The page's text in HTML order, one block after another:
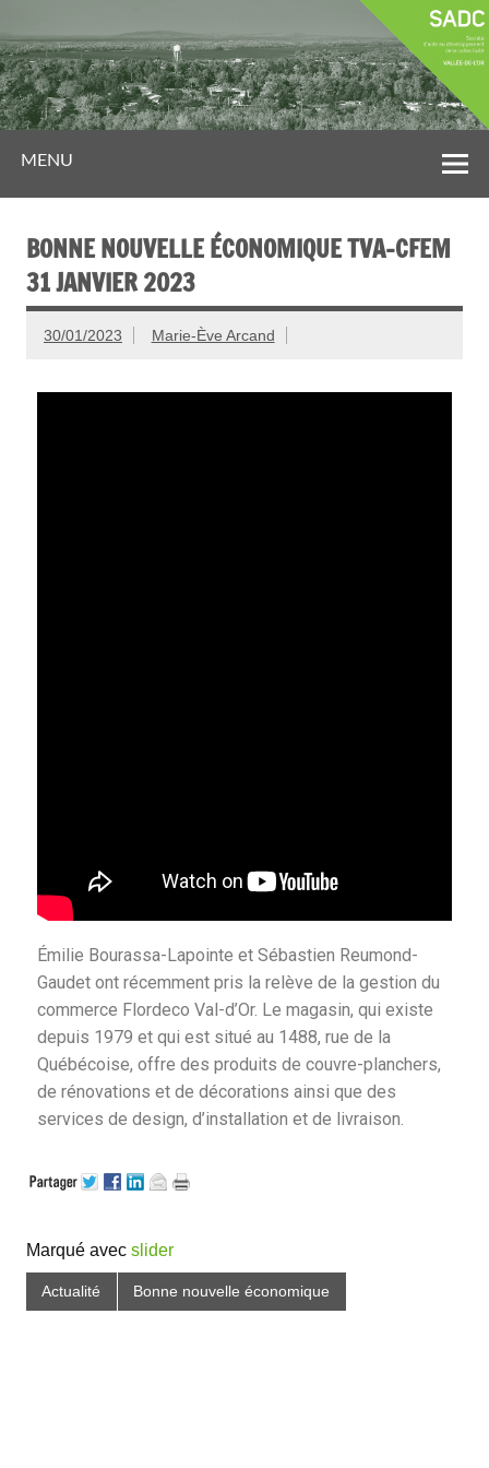
MENU
BONNE NOUVELLE ÉCONOMIQUE TVA-CFEM
31 JANVIER 2023
30/01/2023 Marie-Ève Arcand
Émilie Bourassa-Lapointe et Sébastien Reumond-
Gaudet ont récemment pris la relève de la gestion du
commerce Flordeco Val-d’Or. Le magasin, qui existe
depuis 1979 et qui est situé au 1488, rue de la
Québécoise, offre des produits de couvre-planchers,
de rénovations et de décorations ainsi que des
services de design, d’installation et de livraison.
Marqué avec slider
Actualité Bonne nouvelle économique